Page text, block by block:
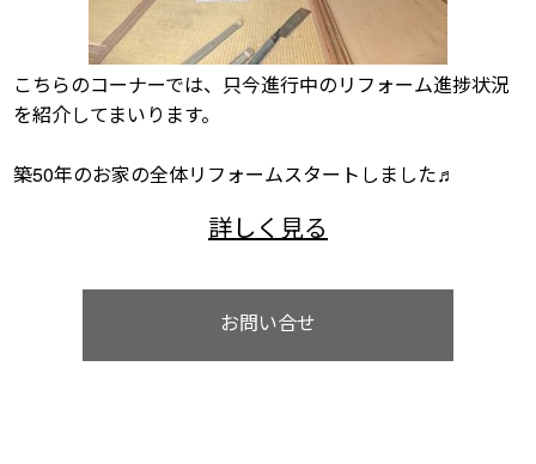
こちらのコーナーでは、只今進行中のリフォーム進捗状況
を紹介してまいります。
築50年のお家の全体リフォームスタートしました♬
お問い合せ